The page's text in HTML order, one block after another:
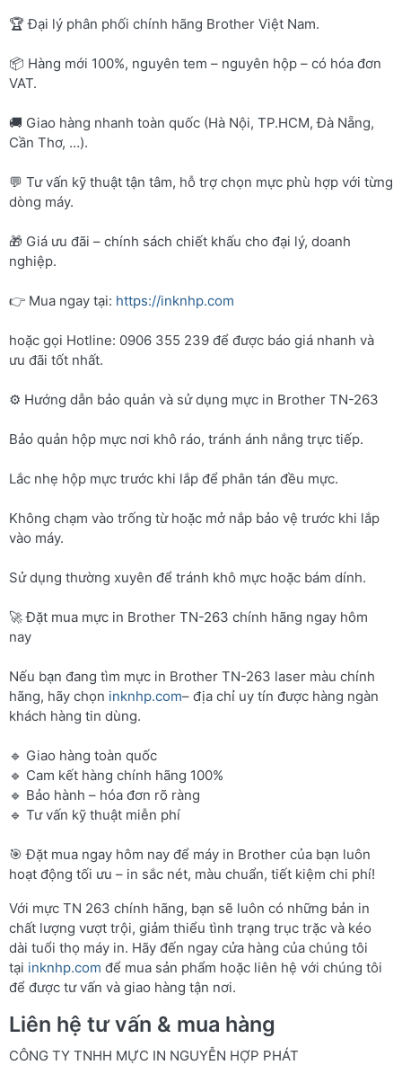
🏆 Đại lý phân phối chính hãng Brother Việt Nam.
📦 Hàng mới 100%, nguyên tem – nguyên hộp – có hóa đơn
VAT.
🚚 Giao hàng nhanh toàn quốc (Hà Nội, TP.HCM, Đà Nẵng,
Cần Thơ, …).
💬 Tư vấn kỹ thuật tận tâm, hỗ trợ chọn mực phù hợp với từng
dòng máy.
🎁 Giá ưu đãi – chính sách chiết khấu cho đại lý, doanh
nghiệp.
👉 Mua ngay tại: https://inknhp.com
hoặc gọi Hotline: 0906 355 239 để được báo giá nhanh và
ưu đãi tốt nhất.
⚙️ Hướng dẫn bảo quản và sử dụng mực in Brother TN-263
Bảo quản hộp mực nơi khô ráo, tránh ánh nắng trực tiếp.
Lắc nhẹ hộp mực trước khi lắp để phân tán đều mực.
Không chạm vào trống từ hoặc mở nắp bảo vệ trước khi lắp
vào máy.
Sử dụng thường xuyên để tránh khô mực hoặc bám dính.
🚀 Đặt mua mực in Brother TN-263 chính hãng ngay hôm
nay
Nếu bạn đang tìm mực in Brother TN-263 laser màu chính
hãng, hãy chọn inknhp.com– địa chỉ uy tín được hàng ngàn
khách hàng tin dùng.
🔹 Giao hàng toàn quốc
🔹 Cam kết hàng chính hãng 100%
🔹 Bảo hành – hóa đơn rõ ràng
🔹 Tư vấn kỹ thuật miễn phí
🎯 Đặt mua ngay hôm nay để máy in Brother của bạn luôn
hoạt động tối ưu – in sắc nét, màu chuẩn, tiết kiệm chi phí!
Với mực TN 263 chính hãng, bạn sẽ luôn có những bản in
chất lượng vượt trội, giảm thiểu tình trạng trục trặc và kéo
dài tuổi thọ máy in. Hãy đến ngay cửa hàng của chúng tôi
tại inknhp.com để mua sản phẩm hoặc liên hệ với chúng tôi
để được tư vấn và giao hàng tận nơi.
Liên hệ tư vấn & mua hàng
CÔNG TY TNHH MỰC IN NGUYỄN HỢP PHÁT